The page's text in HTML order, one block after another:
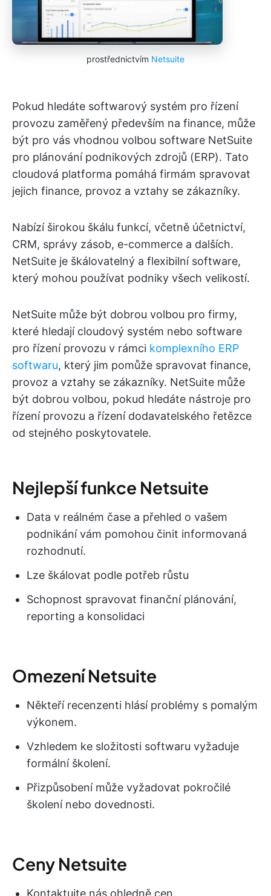
prostřednictvím Netsuite
Pokud hledáte softwarový systém pro řízení
provozu zaměřený především na finance, může
být pro vás vhodnou volbou software NetSuite
pro plánování podnikových zdrojů (ERP). Tato
cloudová platforma pomáhá firmám spravovat
jejich finance, provoz a vztahy se zákazníky.
Nabízí širokou škálu funkcí, včetně účetnictví,
CRM, správy zásob, e-commerce a dalších.
NetSuite je škálovatelný a flexibilní software,
který mohou používat podniky všech velikostí.
NetSuite může být dobrou volbou pro firmy,
které hledají cloudový systém nebo software
pro řízení provozu v rámci komplexního ERP
softwaru, který jim pomůže spravovat finance,
provoz a vztahy se zákazníky. NetSuite může
být dobrou volbou, pokud hledáte nástroje pro
řízení provozu a řízení dodavatelského řetězce
od stejného poskytovatele.
Nejlepší funkce Netsuite
Data v reálném čase a přehled o vašem
podnikání vám pomohou činit informovaná
rozhodnutí.
Lze škálovat podle potřeb růstu
Schopnost spravovat finanční plánování,
reporting a konsolidaci
Omezení Netsuite
Někteří recenzenti hlásí problémy s pomalým
výkonem.
Vzhledem ke složitosti softwaru vyžaduje
formální školení.
Přizpůsobení může vyžadovat pokročilé
školení nebo dovednosti.
Ceny Netsuite
Kontaktujte nás ohledně cen